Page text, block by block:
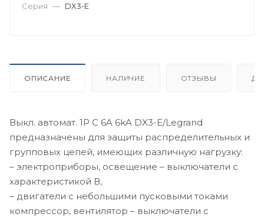
Серия — DX3-E
ОПИСАНИЕ НАЛИЧИЕ ОТЗЫВЫ
Выкл. автомат. 1Р С 6A 6kA DX3-E/Legrand
предназначены для защиты распределительных и
групповых цепей, имеющих различную нагрузку:
– электроприборы, освещение – выключатели с
характеристикой В,
– двигатели с небольшими пусковыми токами
компрессор, вентилятор – выключатели с